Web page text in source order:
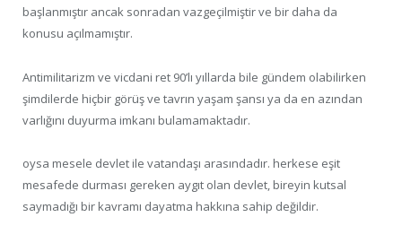
başlanmıştır ancak sonradan vazgeçilmiştir ve bir daha da
konusu açılmamıştır.
Antimilitarizm ve vicdani ret 90’lı yıllarda bile gündem olabilirken
şimdilerde hiçbir görüş ve tavrın yaşam şansı ya da en azından
varlığını duyurma imkanı bulamamaktadır.
oysa mesele devlet ile vatandaşı arasındadır. herkese eşit
mesafede durması gereken aygıt olan devlet, bireyin kutsal
saymadığı bir kavramı dayatma hakkına sahip değildir.